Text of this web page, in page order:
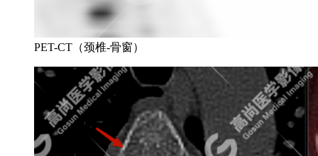
PET-CT（颈椎-骨窗）